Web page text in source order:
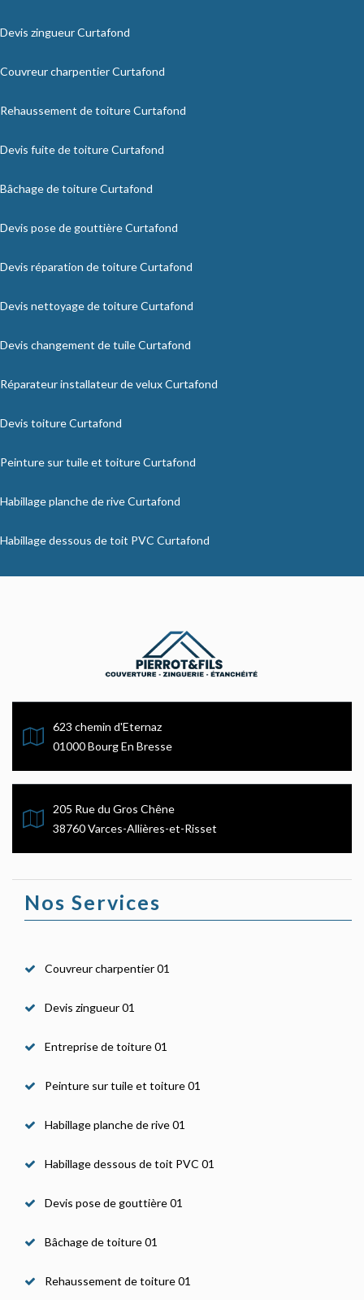
Devis zingueur Curtafond
Couvreur charpentier Curtafond
Rehaussement de toiture Curtafond
Devis fuite de toiture Curtafond
Bâchage de toiture Curtafond
Devis pose de gouttière Curtafond
Devis réparation de toiture Curtafond
Devis nettoyage de toiture Curtafond
Devis changement de tuile Curtafond
Réparateur installateur de velux Curtafond
Devis toiture Curtafond
Peinture sur tuile et toiture Curtafond
Habillage planche de rive Curtafond
Habillage dessous de toit PVC Curtafond
623 chemin d'Eternaz
01000 Bourg En Bresse
205 Rue du Gros Chêne
38760 Varces-Allières-et-Risset
Nos Services
Couvreur charpentier 01
Devis zingueur 01
Entreprise de toiture 01
Peinture sur tuile et toiture 01
Habillage planche de rive 01
Habillage dessous de toit PVC 01
Devis pose de gouttière 01
Bâchage de toiture 01
Rehaussement de toiture 01